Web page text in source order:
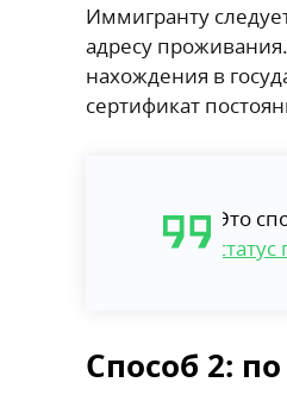
Иммигранту
адресу
нахождения в
сертификат
Это
Способ 2: